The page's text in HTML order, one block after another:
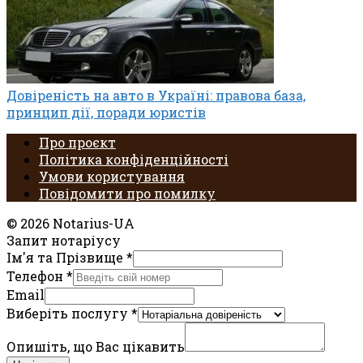
Довіреність на авто в Україні: правова база,
принцип дії, поради юристів
Про проєкт
Політика конфіденційності
Умови користування
Повідомити про помилку
© 2026 Notarius-UA
Запит нотаріусу
Ім'я та Прізвище *
Телефон *
Email
Виберіть послугу *
Опишіть, що Вас цікавить